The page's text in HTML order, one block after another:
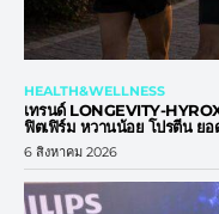
HEALTH&WELLNESS
เทรนด์ LONGEVITY-
ฟิตเฟิร์ม หวานน้อย โปรตีน ยอ
6 สิงหาคม 2026